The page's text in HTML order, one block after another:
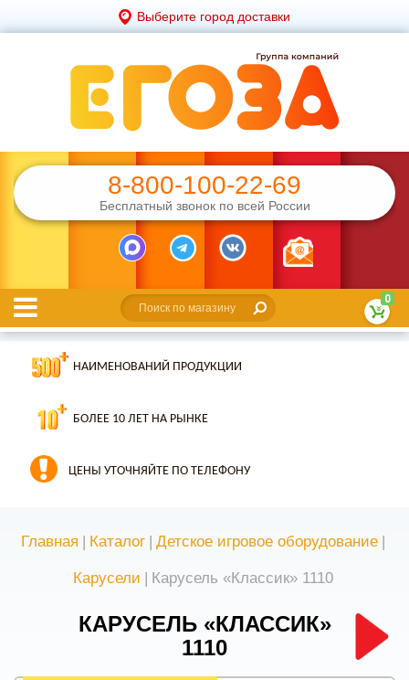
Выберите город доставки
8-800-100-22-69
Бесплатный звонок по всей России
0
НАИМЕНОВАНИЙ ПРОДУКЦИИ
БОЛЕЕ 10 ЛЕТ НА РЫНКЕ
ЦЕНЫ УТОЧНЯЙТЕ ПО ТЕЛЕФОНУ
Главная | Каталог | Детское игровое оборудование |
Карусели | Карусель «Классик» 1110
КАРУСЕЛЬ «КЛАССИК»
1110